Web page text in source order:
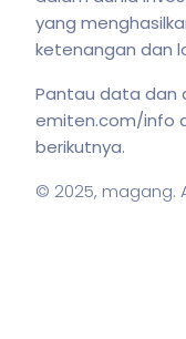
yang
ketenangan dan
Pantau data dan
emiten.com/info
berikutnya.
© 2025, magang.